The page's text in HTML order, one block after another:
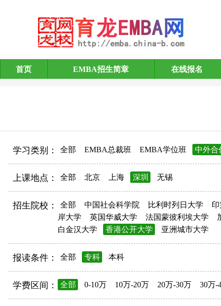
EMBA招生简章
首页 EMBA招生简章 在线报名
学习类别： 全部 EMBA总裁班 EMBA学位班 中外合
上课地点： 全部 北京 上海 深圳 无锡
招生院校： 全部 中国社会科学院 比利时列日大学
岸大学
英国华威大学 法国蒙彼利埃大学
白金汉大学
香港公开大学 亚洲城市大学
报读条件： 全部 专科 本科
学费区间： 全部 0-10万 10万-20万 20万-30万 30万-